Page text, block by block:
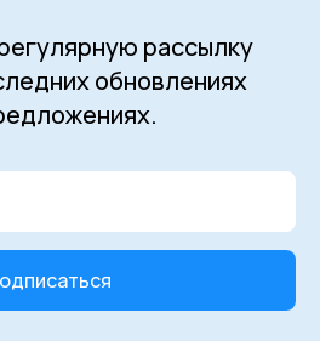
рассылку
обновлениях